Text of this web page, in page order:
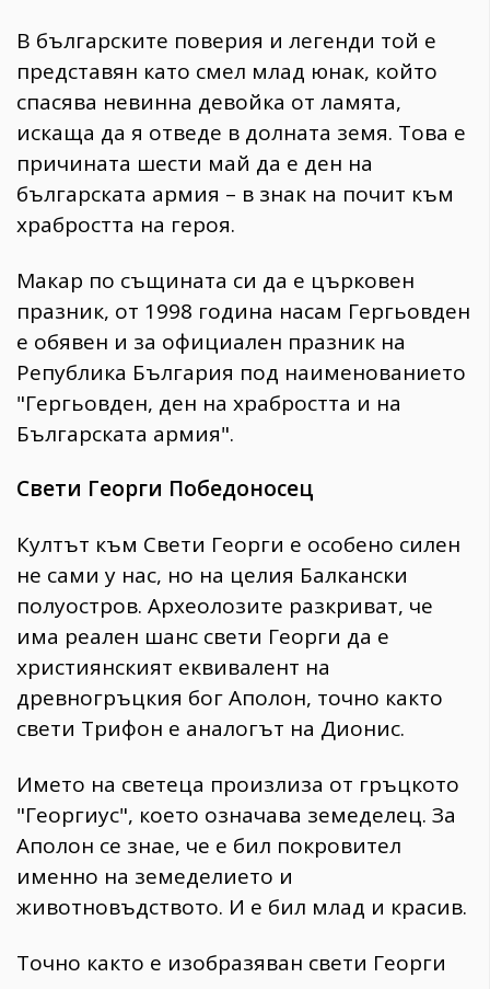
В българските поверия и легенди той е
представян като смел млад юнак, който
спасява невинна девойка от ламята,
искаща да я отведе в долната земя. Това е
причината шести май да е ден на
българската армия – в знак на почит към
храбростта на героя.
Макар по същината си да е църковен
празник, от 1998 година насам Гергьовден
е обявен и за официален празник на
Република България под наименованието
"Гергьовден, ден на храбростта и на
Българската армия".
Свети Георги Победоносец
Култът към Свети Георги е особено силен
не сами у нас, но на целия Балкански
полуостров. Археолозите разкриват, че
има реален шанс свети Георги да е
християнският еквивалент на
древногръцкия бог Аполон, точно както
свети Трифон е аналогът на Дионис.
Името на светеца произлиза от гръцкото
"Георгиус", което означава земеделец. За
Аполон се знае, че е бил покровител
именно на земеделието и
животновъдството. И е бил млад и красив.
Точно както е изобразяван свети Георги